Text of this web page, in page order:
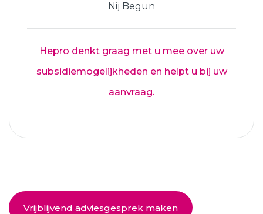
Nij Begun
Hepro denkt graag met u mee over uw
subsidiemogelijkheden en helpt u bij uw
aanvraag.
Vrijblijvend adviesgesprek maken